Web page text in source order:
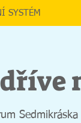
SYSTÉM
Sedmikráska